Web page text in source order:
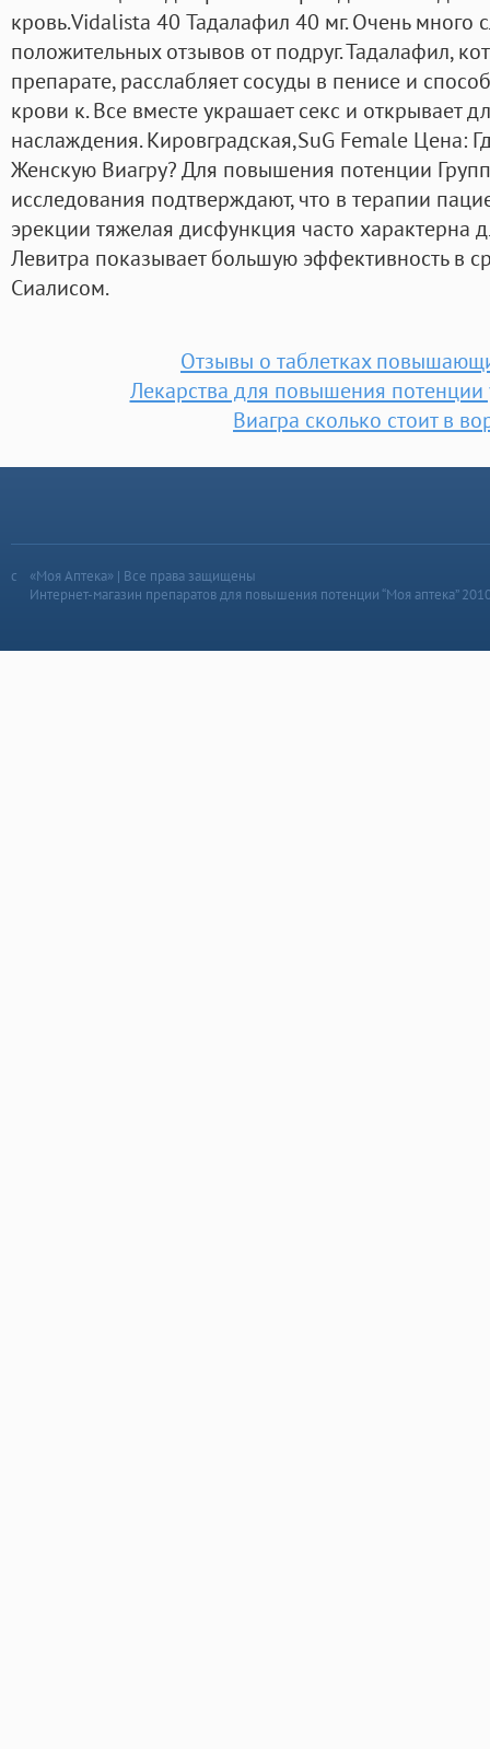
кровь.Vidalista 40 Тадалафил 40 мг. Очень много
положительных отзывов от подруг. Тадалафил,
препарате, расслабляет сосуды в пенисе и
крови к. Все вместе украшает секс и открывает
наслаждения. Кировградская,SuG Female Цена:
Женскую Виагру? Для повышения потенции
исследования подтверждают, что в терапии
эрекции тяжелая дисфункция часто характерна
Левитра показывает большую эффективность в
Сиалисом.
Отзывы о таблетках
Лекарства для повышения потенции
Виагра сколько стоит в
«Моя Аптека» | Все права защищены
Интернет-магазин препаратов для повышения потенции “Моя аптека”